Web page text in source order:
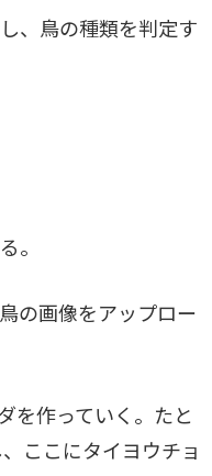
、鳥の種類を判定す
。
の画像をアップロー
を作っていく。たと
ここにタイヨウチョ